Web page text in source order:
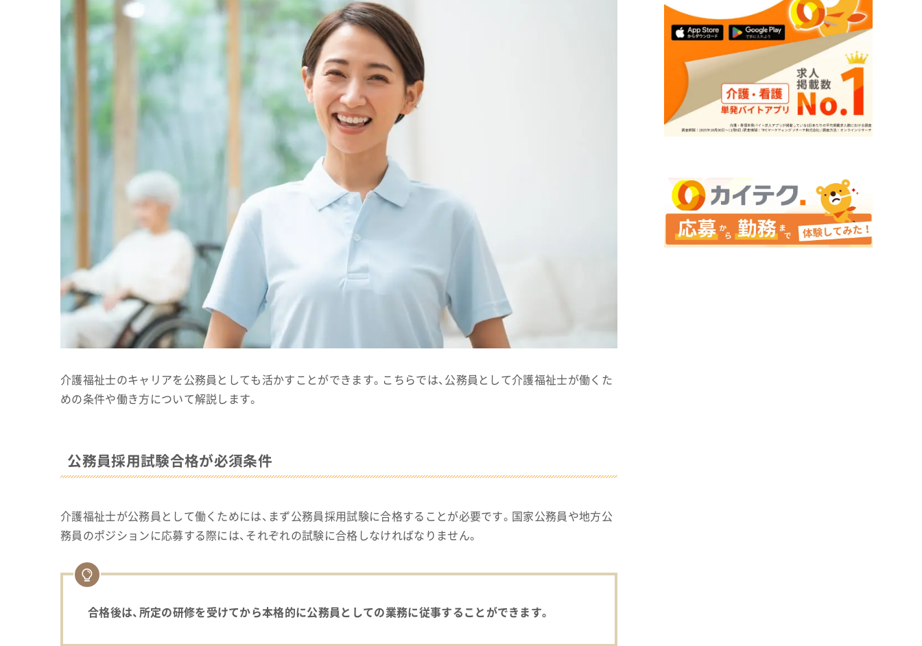
介護福祉士のキャリアを公務員としても活かすことができます。こちらでは、公務員として介護福祉士が働くた
めの条件や働き方について解説します。
公務員採用試験合格が必須条件
介護福祉士が公務員として働くためには、まず公務員採用試験に合格することが必要です。国家公務員や地方公
務員のポジションに応募する際には、それぞれの試験に合格しなければなりません。
合格後は、所定の研修を受けてから本格的に公務員としての業務に従事することができます。